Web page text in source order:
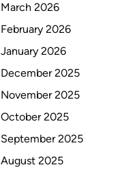
March 2026
February 2026
January 2026
December 2025
November 2025
October 2025
September 2025
August 2025